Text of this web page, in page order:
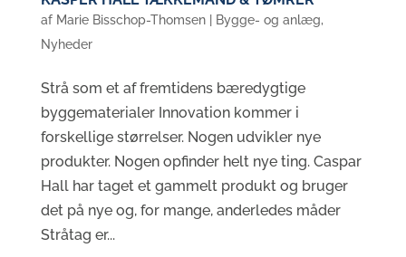
af Marie Bisschop-Thomsen| Bygge- og anlæg,
Nyheder
Strå som et af fremtidens bæredygtige
byggematerialer Innovation kommer i
forskellige størrelser. Nogen udvikler nye
produkter. Nogen opfinder helt nye ting. Caspar
Hall har taget et gammelt produkt og bruger
det på nye og, for mange, anderledes måder
Stråtag er...